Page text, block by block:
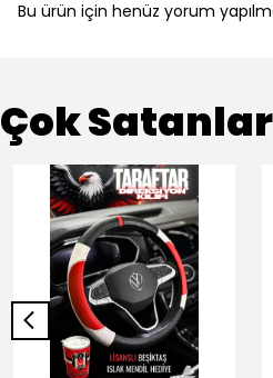
Bu ürün için henüz yorum
Çok Satanlar